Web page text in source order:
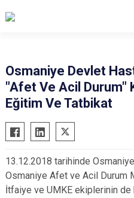
Osmaniye Devlet
"Afet Ve Acil Durum"
Eğitim Ve Tatbikat
13.12.2018 tarihinde
Osmaniye Afet ve Acil Durum
İtfaiye ve UMKE ekiplerinin de